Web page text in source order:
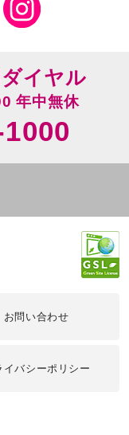
イヤル
年中無休
お問い合わせ
イバシーポリシー